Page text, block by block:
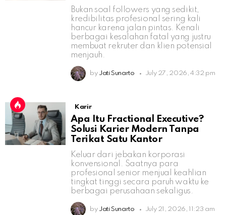
Bukan soal followers yang sedikit,
kredibilitas profesional sering kali
hancur karena jalan pintas. Kenali
berbagai kesalahan fatal yang justru
membuat rekruter dan klien potensial
menjauh.
by Jati Sunarto July 27, 2026, 4:32 pm
Karir
Apa Itu Fractional Executive?
Solusi Karier Modern Tanpa
Terikat Satu Kantor
Keluar dari jebakan korporasi
konvensional. Saatnya para
profesional senior menjual keahlian
tingkat tinggi secara paruh waktu ke
berbagai perusahaan sekaligus.
by Jati Sunarto July 21, 2026, 11:23 am